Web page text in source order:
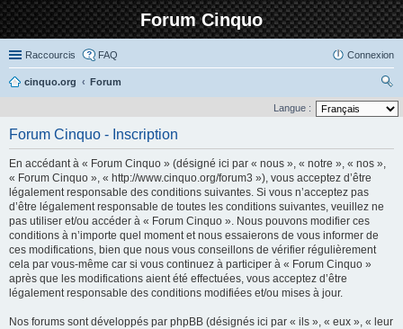
Forum Cinquo
Raccourcis FAQ Connexion
cinquo.org
Forum
ec
ch
er
Langue :
Forum Cinquo - Inscription
En accédant à « Forum Cinquo » (désigné ici par « nous », « notre », « nos »,
« Forum Cinquo », « http://www.cinquo.org/forum3 »), vous acceptez d’être
légalement responsable des conditions suivantes. Si vous n’acceptez pas
d’être légalement responsable de toutes les conditions suivantes, veuillez ne
pas utiliser et/ou accéder à « Forum Cinquo ». Nous pouvons modifier ces
conditions à n’importe quel moment et nous essaierons de vous informer de
ces modifications, bien que nous vous conseillons de vérifier régulièrement
cela par vous-même car si vous continuez à participer à « Forum Cinquo »
après que les modifications aient été effectuées, vous acceptez d’être
légalement responsable des conditions modifiées et/ou mises à jour.
Nos forums sont développés par phpBB (désignés ici par « ils », « eux », « leur